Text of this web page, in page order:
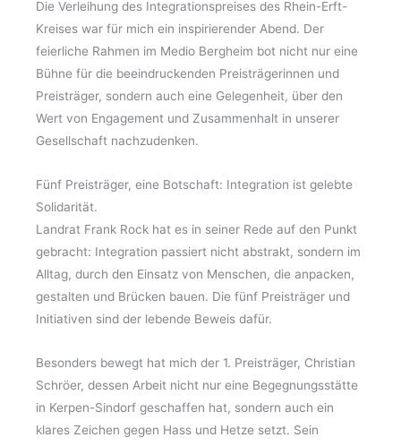
Die Verleihung des Integrationspreises des Rhein-Erft-
Kreises war für mich ein inspirierender Abend. Der
feierliche Rahmen im Medio Bergheim bot nicht nur eine
Bühne für die beeindruckenden Preisträgerinnen und
Preisträger, sondern auch eine Gelegenheit, über den
Wert von Engagement und Zusammenhalt in unserer
Gesellschaft nachzudenken.
Fünf Preisträger, eine Botschaft: Integration ist gelebte
Solidarität.
Landrat Frank Rock hat es in seiner Rede auf den Punkt
gebracht: Integration passiert nicht abstrakt, sondern im
Alltag, durch den Einsatz von Menschen, die anpacken,
gestalten und Brücken bauen. Die fünf Preisträger und
Initiativen sind der lebende Beweis dafür.
Besonders bewegt hat mich der 1. Preisträger, Christian
Schröer, dessen Arbeit nicht nur eine Begegnungsstätte
in Kerpen-Sindorf geschaffen hat, sondern auch ein
klares Zeichen gegen Hass und Hetze setzt. Sein